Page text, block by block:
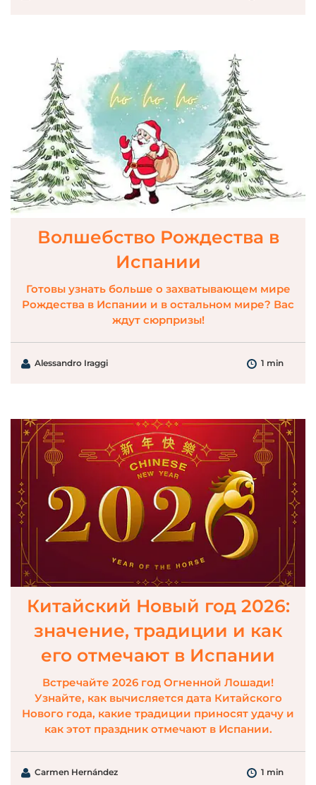
Волшебство Рождества в
Испании
Готовы узнать больше о захватывающем мире
Рождества в Испании и в остальном мире? Вас
ждут сюрпризы!
Alessandro Iraggi 1 min
Китайский Новый год 2026:
значение, традиции и как
его отмечают в Испании
Встречайте 2026 год Огненной Лошади!
Узнайте, как вычисляется дата Китайского
Нового года, какие традиции приносят удачу и
как этот праздник отмечают в Испании.
Carmen Hernández 1 min